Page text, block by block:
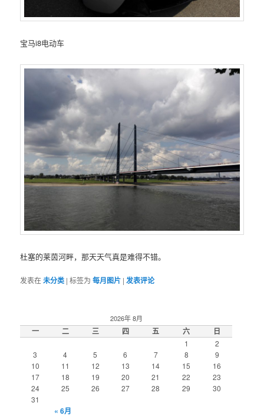
宝马i8电动车
杜塞的莱茵河畔，那天天气真是难得不错。
发表在未分类 |标签为 每月图片 |发表评论
2026年 8月
一 二 三 四 五 六 日
1
2
3
4 5 6 7 8
9
10
11 12 13 14 15
16
17
18 19 20 21 22
23
24
25 26 27 28 29
30
31
« 6月